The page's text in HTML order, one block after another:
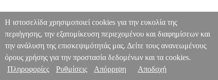
Η ιστοσελίδα χρησιμοποιεί cookies για την ευκολία της
περιήγησης, την εξατομίκευση περιεχομένου και διαφημίσεων και
την ανάλυση της επισκεψιμότητάς μας. Δείτε τους ανανεωμένους
όρους χρήσης για την προστασία δεδομένων και τα cookies.
Πληροφορίες
Ρυθμίσεις Απόρριψη Αποδοχή